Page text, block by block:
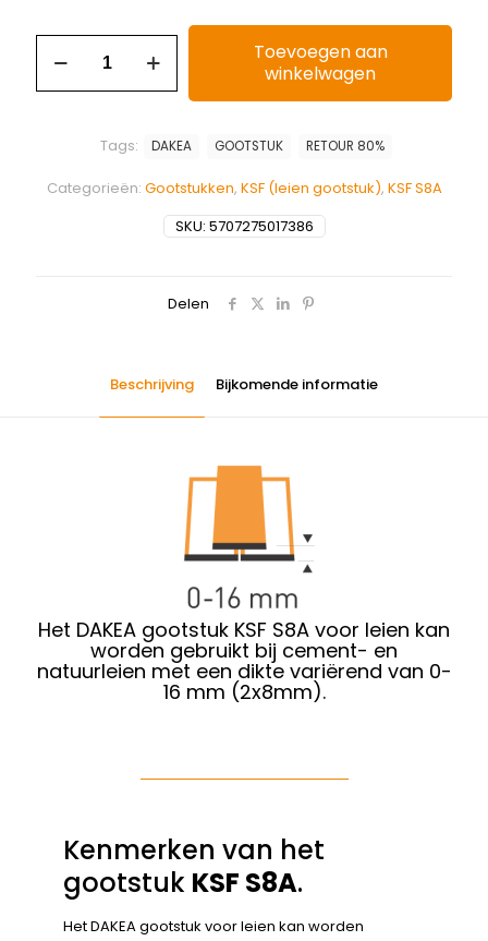
Toevoegen aan
winkelwagen
SKU: 5707275017386
Categorieën: Gootstukken, KSF (leien gootstuk), KSF S8A
Tags: DAKEA GOOTSTUK RETOUR 80%
Delen
Beschrijving Bijkomende informatie
Het DAKEA gootstuk KSF S8A voor leien kan
worden gebruikt bij cement- en
natuurleien met een dikte variërend van 0-
16 mm (2x8mm).
Kenmerken van het
gootstuk KSF S8A.
Het DAKEA gootstuk voor leien kan worden